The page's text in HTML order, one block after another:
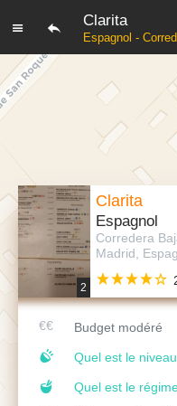
Clarita
2
Clarita
Espagnol
Corredera
Madrid,
Budget modéré
Quel est le
Quel est le